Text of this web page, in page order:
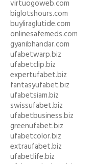
virtuogoweb.com
biglotshours.com
buyliraglutide.com
onlinesafemeds.com
gyanibhandar.com
ufabetwarp.biz
ufabetclip.biz
expertufabet.biz
fantasyufabet.biz
ufabetsiam.biz
swissufabet.biz
ufabetbusiness.biz
greenufabet.biz
ufabetcolor.biz
extraufabet.biz
ufabetlife.biz